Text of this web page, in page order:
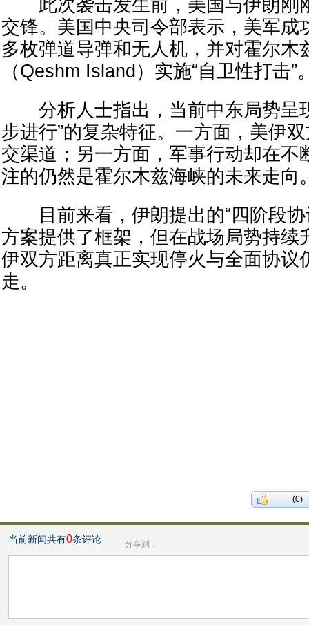
此次袭击发生前，美国与伊朗刚
交锋。美国中央司令部表示，美军成
多枚弹道导弹和无人机，并对霍尔木
（Qeshm Island）实施“自卫性打击”
分析人士指出，当前中东局势呈
步进行”的复杂特征。一方面，美伊
交渠道；另一方面，军事行动却在不
注的仍然是霍尔木兹海峡的未来走向
目前来看，伊朗提出的“四阶段协
方案提供了框架，但在战场局势持续
伊双方距离真正实现停火与全面协议
走。
(0)
当前新闻共有0条评论 分享到：